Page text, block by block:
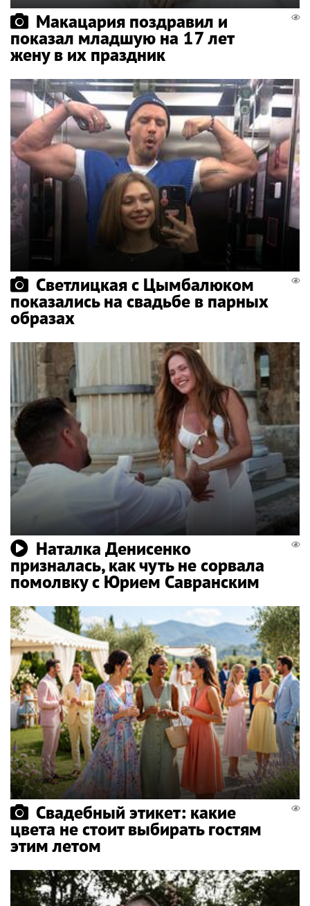
Макацария поздравил и
показал младшую на 17 лет
жену в их праздник
Светлицкая с Цымбалюком
показались на свадьбе в парных
образах
Наталка Денисенко
призналась, как чуть не сорвала
помолвку с Юрием Савранским
Свадебный этикет: какие
цвета не стоит выбирать гостям
этим летом